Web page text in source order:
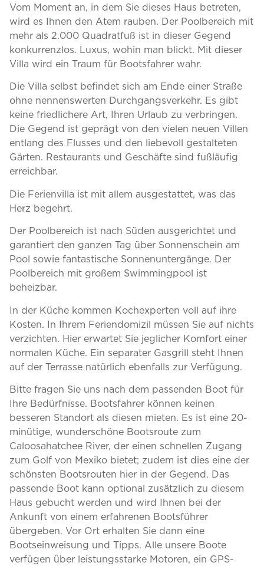
Vom Moment an, in dem Sie dieses Haus betreten,
wird es Ihnen den Atem rauben. Der Poolbereich mit
mehr als 2.000 Quadratfuß ist in dieser Gegend
konkurrenzlos. Luxus, wohin man blickt. Mit dieser
Villa wird ein Traum für Bootsfahrer wahr.
Die Villa selbst befindet sich am Ende einer Straße
ohne nennenswerten Durchgangsverkehr. Es gibt
keine friedlichere Art, Ihren Urlaub zu verbringen.
Die Gegend ist geprägt von den vielen neuen Villen
entlang des Flusses und den liebevoll gestalteten
Gärten. Restaurants und Geschäfte sind fußläufig
erreichbar.
Die Ferienvilla ist mit allem ausgestattet, was das
Herz begehrt.
Der Poolbereich ist nach Süden ausgerichtet und
garantiert den ganzen Tag über Sonnenschein am
Pool sowie fantastische Sonnenuntergänge. Der
Poolbereich mit großem Swimmingpool ist
beheizbar.
In der Küche kommen Kochexperten voll auf ihre
Kosten. In Ihrem Feriendomizil müssen Sie auf nichts
verzichten. Hier erwartet Sie jeglicher Komfort einer
normalen Küche. Ein separater Gasgrill steht Ihnen
auf der Terrasse natürlich ebenfalls zur Verfügung.
Bitte fragen Sie uns nach dem passenden Boot für
Ihre Bedürfnisse. Bootsfahrer können keinen
besseren Standort als diesen mieten. Es ist eine 20-
minütige, wunderschöne Bootsroute zum
Caloosahatchee River, der einen schnellen Zugang
zum Golf von Mexiko bietet; zudem ist dies eine der
schönsten Bootsrouten hier in der Gegend. Das
passende Boot kann optional zusätzlich zu diesem
Haus gebucht werden und wird Ihnen bei der
Ankunft von einem erfahrenen Bootsführer
übergeben. Vor Ort erhalten Sie dann eine
Bootseinweisung und Tipps. Alle unsere Boote
verfügen über leistungsstarke Motoren, ein GPS-